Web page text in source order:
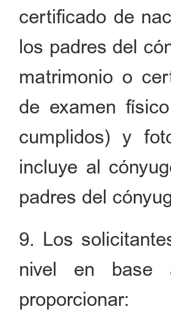
certificado de
los padres del
matrimonio o
de examen
cumplidos) y
incluye al
padres del
9. Los
nivel en base
proporcionar: